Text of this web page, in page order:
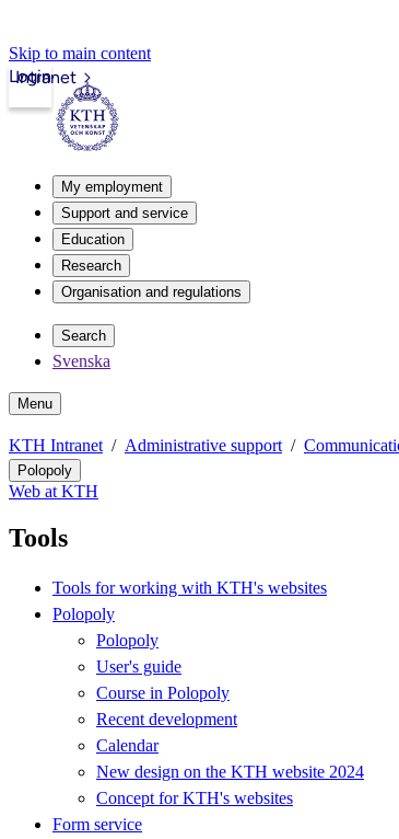
Skip to main content
Intranet
Login
My employment
Support and service
Education
Research
Organisation and regulations
Search
Svenska
Menu
KTH Intranet Administrative support
Polopoly
Web at KTH
Tools
Tools for working with KTH's websites
Polopoly
Polopoly
User's guide
Course in Polopoly
Recent development
Calendar
New design on the KTH website 2024
Concept for KTH's websites
Form service